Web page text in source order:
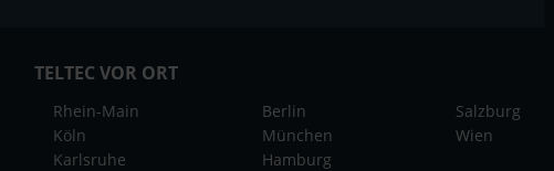
TELTEC VOR ORT
Rhein-Main
Köln
Karlsruhe
Berlin
München
Hamburg
Salzburg
Wien